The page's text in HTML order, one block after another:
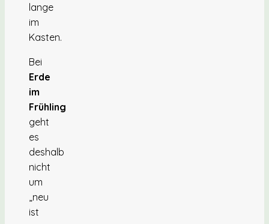
lange
im
Kasten.
Bei
Erde
im
Frühling
geht
es
deshalb
nicht
um
„neu
ist